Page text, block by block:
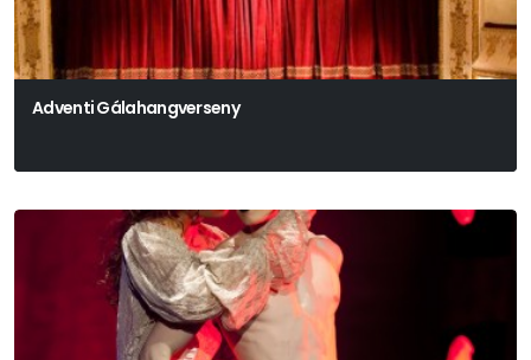
Adventi Gálahangverseny